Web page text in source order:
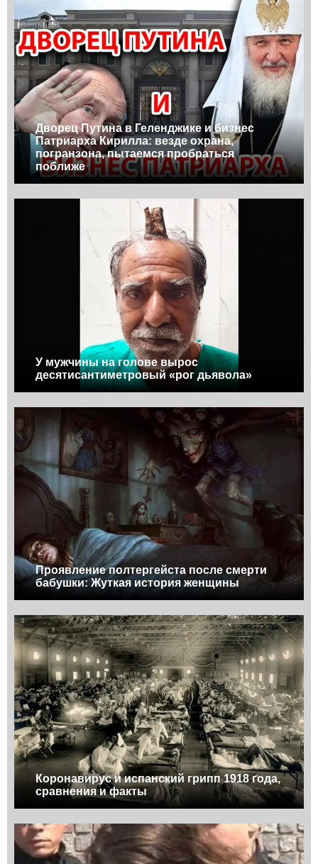
Дворец Путина в Геленджике и бизнес
Патриарха Кирилла: везде охрана,
погранзона, пытаемся пробраться
поближе
У мужчины на голове вырос
десятисантиметровый «рог дьявола»
Проявление полтергейста после смерти
бабушки: Жуткая история женщины
Коронавирус и испанский грипп 1918 года,
сравнения и факты